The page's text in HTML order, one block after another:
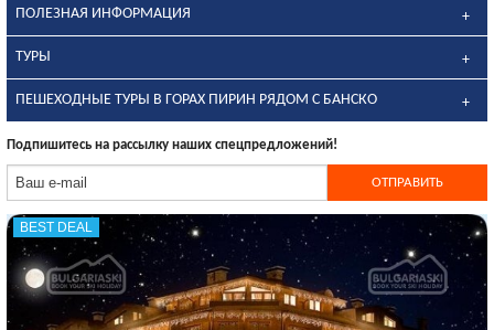
ПОЛЕЗНАЯ ИНФОРМАЦИЯ
ТУРЫ
ПЕШЕХОДНЫЕ ТУРЫ В ГОРАХ ПИРИН РЯДОМ С БАНСКО
Подпишитесь на рассылку наших спецпредложений!
BEST DEAL